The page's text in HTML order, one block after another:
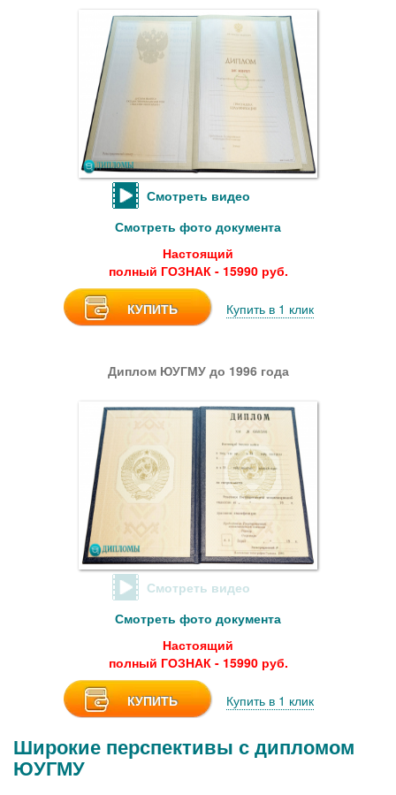
Смотреть видео
Смотреть фото документа
Настоящий
полный ГОЗНАК - 15990 руб.
КУПИТЬ Купить в 1 клик
Диплом ЮУГМУ до 1996 года
Смотреть видео
Смотреть фото документа
Настоящий
полный ГОЗНАК - 15990 руб.
КУПИТЬ Купить в 1 клик
Широкие перспективы с дипломом
ЮУГМУ